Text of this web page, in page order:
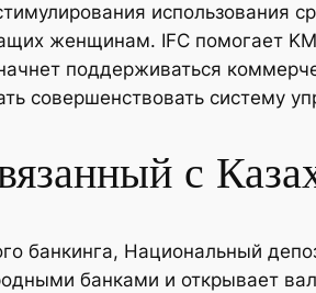
использования
женщинам. IFC помогает
поддерживаться
совершенствовать систему
с
банкинга, Национальный
банками и открывает